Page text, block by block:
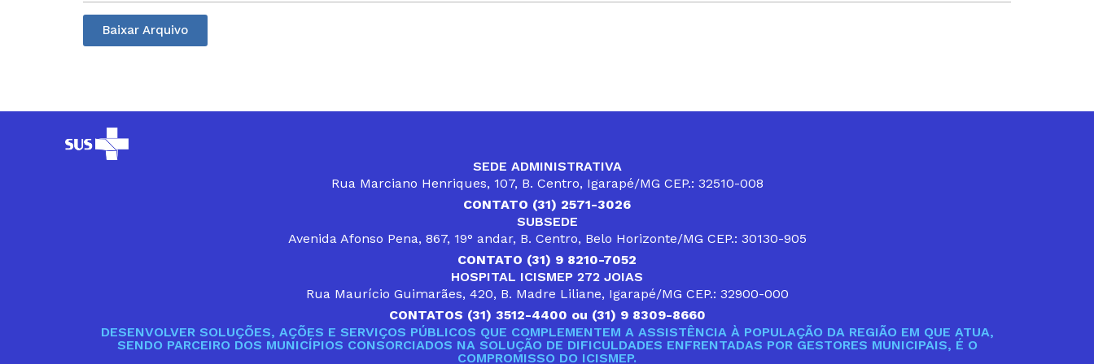
Baixar Arquivo
SEDE ADMINISTRATIVA
Rua Marciano Henriques, 107, B. Centro, Igarapé/MG CEP.: 32510-008
CONTATO (31) 2571-3026
SUBSEDE
Avenida Afonso Pena, 867, 19° andar, B. Centro, Belo Horizonte/MG CEP.: 30130-905
CONTATO (31) 9 8210-7052
HOSPITAL ICISMEP 272 JOIAS
Rua Maurício Guimarães, 420, B. Madre Liliane, Igarapé/MG CEP.: 32900-000
CONTATOS (31) 3512-4400 ou (31) 9 8309-8660
DESENVOLVER SOLUÇÕES, AÇÕES E SERVIÇOS PÚBLICOS QUE COMPLEMENTEM A ASSISTÊNCIA À POPULAÇÃO DA REGIÃO EM QUE ATUA,
SENDO PARCEIRO DOS MUNICÍPIOS CONSORCIADOS NA SOLUÇÃO DE DIFICULDADES ENFRENTADAS POR GESTORES MUNICIPAIS, É O
COMPROMISSO DO ICISMEP.